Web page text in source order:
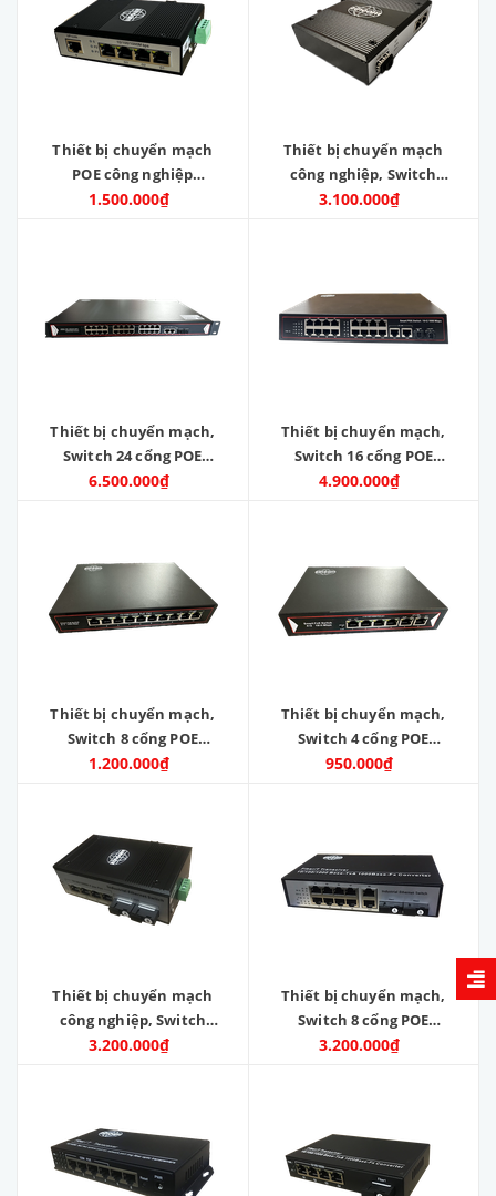
Thiết bị chuyển mạch
POE công nghiệp
10/100/1000M 4 Cổng
1.500.000₫
Thiết bị chuyển mạch
công nghiệp, Switch
POE công nghiệp 2 ports
3.100.000₫
Thiết bị chuyển mạch,
Switch 24 cổng POE
1000M 2 cổng Lan 1000M
6.500.000₫
Thiết bị chuyển mạch,
Switch 16 cổng POE
1000M 2 cổng Lan 1000M
4.900.000₫
Thiết bị chuyển mạch,
Switch 8 cổng POE
1000M công suất 96W, 2
1.200.000₫
Thiết bị chuyển mạch,
Switch 4 cổng POE
1000M công suất 60W, 2
950.000₫
Thiết bị chuyển mạch
công nghiệp, Switch
POE công nghiệp 4 ports
3.200.000₫
Thiết bị chuyển mạch,
Switch 8 cổng POE
1000M công suất 90W, 2
3.200.000₫